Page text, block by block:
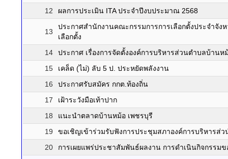
12
ผลการประเมิน ITA ประจำปีงบประมาณ 2568
13
ประกาศสำนักงานคณะกรรมการการเลือกตั้งประจำจัง
เลือกตั้ง
14
ประกาศ เรื่องการจัดตั้งองค์การบริหารส่วนตำบลบ้าน
15
เคล็ด (ไม่) ลับ 5 ป. ประหยัดพลังงาน
16
ประกาศรับสมัคร กกต.ท้องถิ่น
17
เฝ้าระวังมือเท้าปาก
18
แนะนำตลาดบ้านหม้อ เพชรบุรี
19
ขอเชิญเข้าร่วมรับฟังการประชุมสภาองค์การบริหารส่
20
การเผยแพร่ประชาสัมพันธ์ผลงาน การดำเนินกิจกรรม